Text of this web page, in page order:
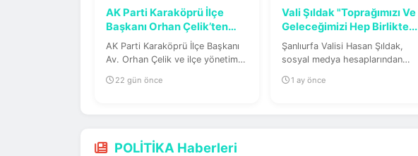
AK Parti Karaköprü İlçe
Başkanı Orhan Çelik’ten
Psikolog...
AK Parti Karaköprü İlçe Başkanı
Av. Orhan Çelik ve ilçe yönetim
22 gün önce
Vali Şıldak "Toprağımızı Ve
Geleceğimizi Hep Birlikte...
Şanlıurfa Valisi Hasan Şıldak,
sosyal medya hesaplarından
anız...
1 ay önce
POLİTİKA Haberleri